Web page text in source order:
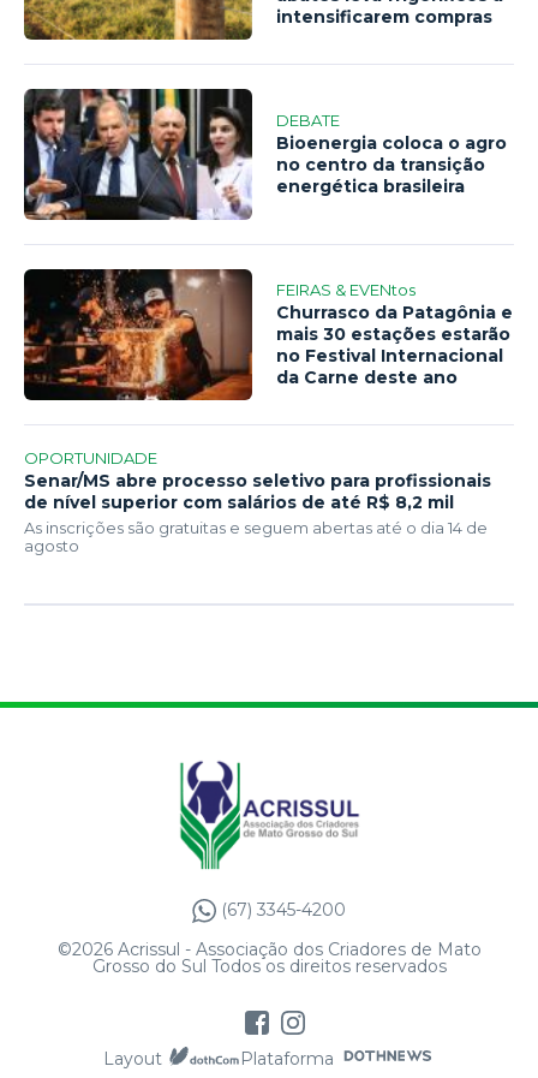
intensificarem compras
DEBATE
Bioenergia coloca o agro
no centro da transição
energética brasileira
FEIRAS & EVENtos
Churrasco da Patagônia e
mais 30 estações estarão
no Festival Internacional
da Carne deste ano
OPORTUNIDADE
Senar/MS abre processo seletivo para profissionais
de nível superior com salários de até R$ 8,2 mil
As inscrições são gratuitas e seguem abertas até o dia 14 de
agosto
(67) 3345-4200
©2026 Acrissul - Associação dos Criadores de Mato
Grosso do Sul Todos os direitos reservados
Layout Plataforma